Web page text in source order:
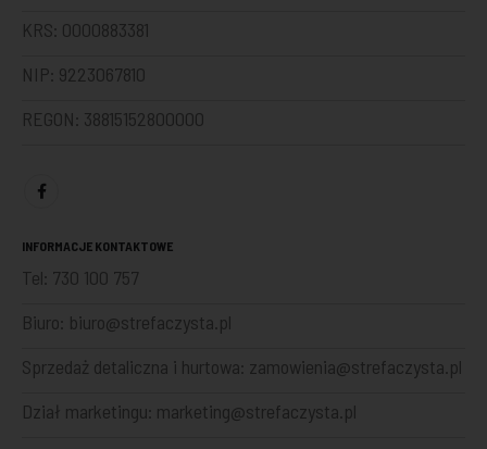
KRS: 0000883381
NIP: 9223067810
REGON: 38815152800000
INFORMACJE KONTAKTOWE
Tel: 730 100 757
Biuro: biuro@strefaczysta.pl
Sprzedaż detaliczna i hurtowa: zamowienia@strefaczysta.pl
Dział marketingu: marketing@strefaczysta.pl